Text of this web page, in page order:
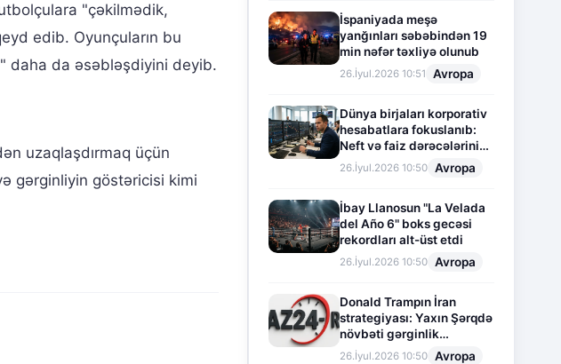
"çəkilmədik,
edib. Oyunçuların bu
daha da əsəbləşdiyini deyib.
uzaqlaşdırmaq üçün
gərginliyin göstəricisi kimi
İspaniyada meşə
yanğınları səbəbindən 19
min nəfər təxliyə olunub
26.İyul.2026 10:51 Avropa
Dünya birjaları korporativ
hesabatlara fokuslanıb:
Neft və faiz dərəcələrinin
təsiri altında cari vəziyyət
26.İyul.2026 10:50 Avropa
İbay Llanosun "La Velada
del Año 6" boks gecəsi
rekordları alt-üst etdi
26.İyul.2026 10:50 Avropa
Donald Trampın İran
strategiyası: Yaxın Şərqdə
növbəti gərginlik
mərhələsi
26.İyul.2026 10:50 Avropa